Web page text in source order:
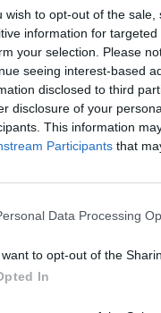
wish to opt-out of the
information for
your selection. Please
seeing interest-based
disclosed to third
disclosure of your
This information
Participants that
Data Processing
want to opt-out of the
In